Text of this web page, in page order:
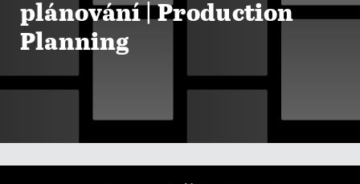
plánování | Production
Planning
